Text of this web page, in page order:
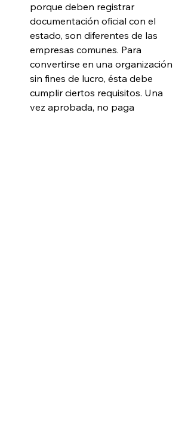
porque deben registrar
documentación oficial con el
estado, son diferentes de las
empresas comunes. Para
convertirse en una organización
sin fines de lucro, ésta debe
cumplir ciertos requisitos. Una
vez aprobada, no paga